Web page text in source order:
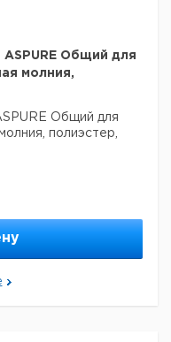
Общий для
молния,
Общий для
полиэстер,